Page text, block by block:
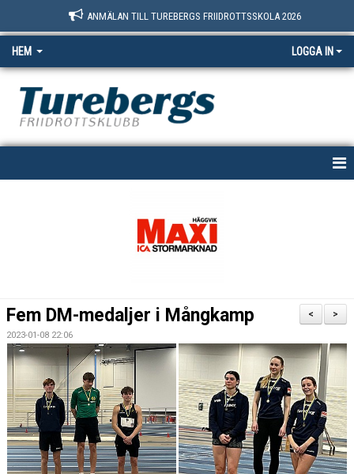
ANMÄLAN TILL TUREBERGS FRIIDROTTSSKOLA 2026
HEM LOGGA IN
MEDLEM
ARRANGEMANG
STATISTIK & RESULTAT
FUNKTIONÄR
TÄVLINGAR
>
<
Fem DM-medaljer i Mångkamp
2023-01-08 22:06